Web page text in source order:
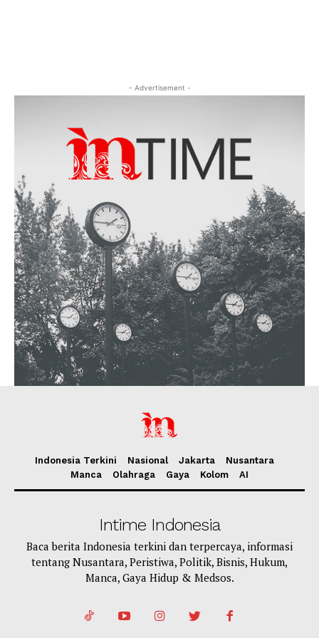
- Advertisement -
Indonesia Terkini Nasional Jakarta
Nusantara
Manca
Olahraga Gaya Kolom AI
Intime Indonesia
Baca berita Indonesia terkini dan terpercaya, informasi
tentang Nusantara, Peristiwa, Politik, Bisnis, Hukum,
Manca, Gaya Hidup & Medsos.